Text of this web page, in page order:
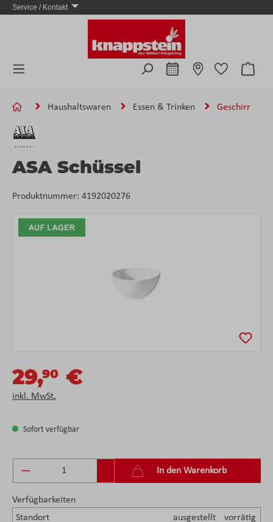
Zum Hauptinhalt springen
Service / Kontakt
Haushaltswaren Essen & Trinken Geschirr
Bildergalerie überspringen
ASA Schüssel
Produktnummer: 4192020276
29,90 €
inkl. MwSt.
Sofort verfügbar
Produkt Anzahl: Gib den gewünschten Wert
In den Warenkorb
Verfügbarkeiten
Standort
ausgestellt vorrätig